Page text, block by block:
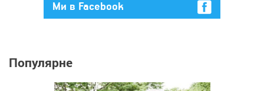
Ми в Facebook
Популярне